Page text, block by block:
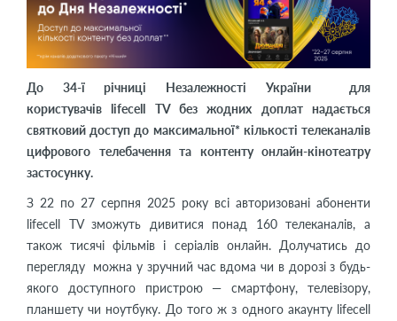
До 34-ї річниці Незалежності України для
користувачів lifecell TV
без жодних доплат надається
святковий доступ до максимальної* кількості телеканалів
цифрового телебачення та контенту онлайн-кінотеатру
застосунку.
З 22 по 27 серпня 2025 року всі авторизовані абоненти
lifecell TV зможуть дивитися понад 160 телеканалів, а
також тисячі фільмів і серіалів онлайн. Долучатись до
перегляду можна у зручний час вдома чи в дорозі з будь-
якого доступного пристрою — смартфону, телевізору,
планшету чи ноутбуку. До того ж з одного акаунту lifecell